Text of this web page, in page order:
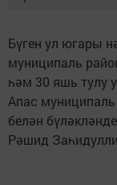
Бүген ул югары
муниципаль
һәм 30 яшь тулу
Апас
белән
Рәшид